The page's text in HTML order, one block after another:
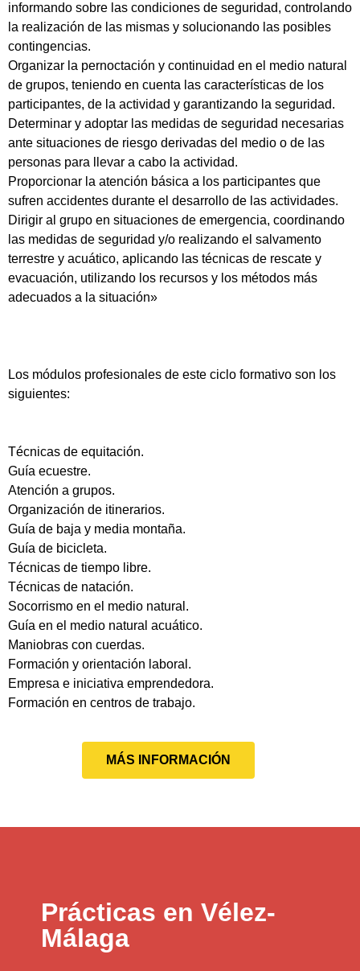
informando sobre las condiciones de seguridad, controlando
la realización de las mismas y solucionando las posibles
contingencias.
Organizar la pernoctación y continuidad en el medio natural
de grupos, teniendo en cuenta las características de los
participantes, de la actividad y garantizando la seguridad.
Determinar y adoptar las medidas de seguridad necesarias
ante situaciones de riesgo derivadas del medio o de las
personas para llevar a cabo la actividad.
Proporcionar la atención básica a los participantes que
sufren accidentes durante el desarrollo de las actividades.
Dirigir al grupo en situaciones de emergencia, coordinando
las medidas de seguridad y/o realizando el salvamento
terrestre y acuático, aplicando las técnicas de rescate y
evacuación, utilizando los recursos y los métodos más
adecuados a la situación»
Los módulos profesionales de este ciclo formativo son los
siguientes:
Técnicas de equitación.
Guía ecuestre.
Atención a grupos.
Organización de itinerarios.
Guía de baja y media montaña.
Guía de bicicleta.
Técnicas de tiempo libre.
Técnicas de natación.
Socorrismo en el medio natural.
Guía en el medio natural acuático.
Maniobras con cuerdas.
Formación y orientación laboral.
Empresa e iniciativa emprendedora.
Formación en centros de trabajo.
MÁS INFORMACIÓN
Prácticas en Vélez-
Málaga